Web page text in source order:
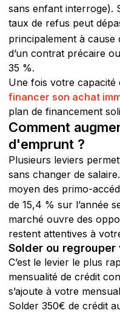
sans enfant interroge).
taux de refus peut
principalement à cause
d’un contrat précaire
35 %.
Une fois votre
financer son achat
plan de financement
Comment
d'emprunt ?
Plusieurs leviers
sans changer de
moyen des primo-
de 15,4 % sur l’année
marché ouvre des
restent attentives à
Solder ou
C’est le levier le plus
mensualité de crédit
s’ajoute à votre
Solder 350€ de crédit